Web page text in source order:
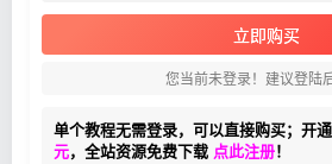
立即购买
您当前未登录！建议登陆
单个教程无需登录，可以直接购买；开
元，全站资源免费下载 点此注册！